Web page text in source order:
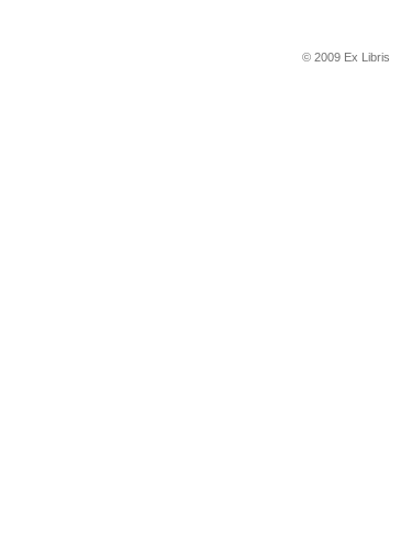
© 2009 Ex Libris